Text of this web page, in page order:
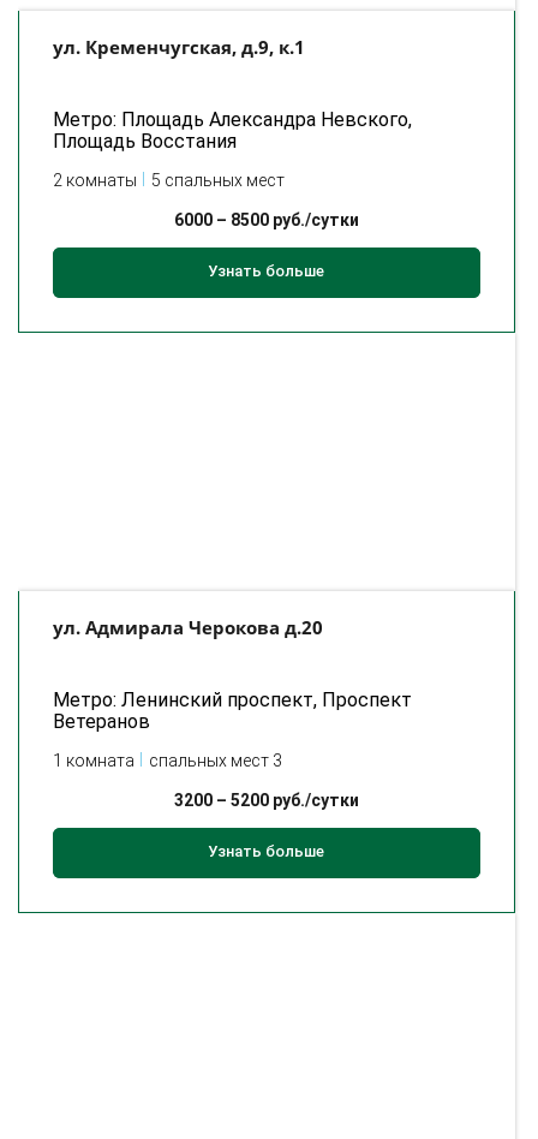
ул. Кременчугская, д.9, к.1
Метро: Площадь Александра Невского,
Площадь Восстания
2 комнаты 5 спальных мест
6000– 8500руб./сутки
Узнать больше
ул. Адмирала Черокова д.20
Метро: Ленинский проспект, Проспект
Ветеранов
1 комната спальных мест 3
3200– 5200руб./сутки
Узнать больше